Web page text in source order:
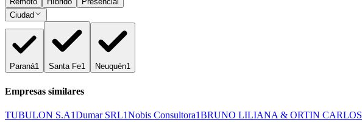
Ciudad
Paraná1 Santa Fe1 Neuquén1
Empresas similares
TUBULON S.A1Dumar SRL1Nobis Consultora1BRUNO LILIANA & ORTIN CARLOS